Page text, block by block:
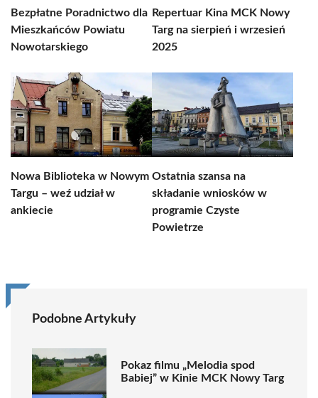
Bezpłatne Poradnictwo dla
Mieszkańców Powiatu
Nowotarskiego
Repertuar Kina MCK Nowy
Targ na sierpień i wrzesień
2025
Nowa Biblioteka w Nowym
Targu – weź udział w
ankiecie
Ostatnia szansa na
składanie wniosków w
programie Czyste
Powietrze
Podobne Artykuły
Pokaz filmu „Melodia spod
Babiej” w Kinie MCK Nowy Targ